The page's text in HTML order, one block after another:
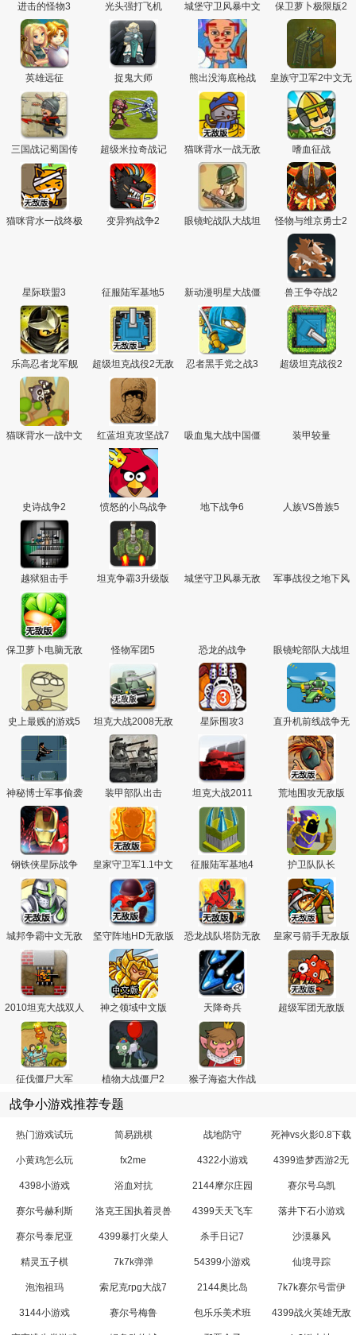
页
进击的怪物3 光头强打飞机
城堡守卫风暴中文
版
保卫萝卜极限版2
英雄远征 捉鬼大师 熊出没海底枪战
皇族守卫军2中文无
敌版
三国战记蜀国传 超级米拉奇战记
猫咪背水一战无敌
版
嗜血征战
猫咪背水一战终极
变异狗战争2
眼镜蛇战队大战坦
怪物与维京勇士2
星际联盟3 征服陆军基地5
新动漫明星大战僵
尸选关版
兽王争夺战2
乐高忍者龙军舰
超级坦克战役2无敌
版
忍者黑手党之战3 超级坦克战役2
猫咪背水一战中文
红蓝坦克攻坚战7
吸血鬼大战中国僵
装甲较量
史诗战争2 愤怒的小鸟战争 地下战争6 人族VS兽族5
越狱狙击手 坦克争霸3升级版
城堡守卫风暴无敌
军事战役之地下风
保卫萝卜电脑无敌
版
怪物军团5 恐龙的战争
眼镜蛇部队大战坦
克兵团2
史上最贱的游戏5
坦克大战2008无敌
版
星际围攻3
直升机前线战争无
敌版
神秘博士军事偷袭 装甲部队出击 坦克大战2011 荒地围攻无敌版
钢铁侠星际战争
皇家守卫军1.1中文
无敌版
征服陆军基地4 护卫队队长
城邦争霸中文无敌
版
坚守阵地HD无敌版
恐龙战队塔防无敌
版
皇家弓箭手无敌版
2010坦克大战双人
版
神之领域中文版 天降奇兵 超级军团无敌版
征伐僵尸大军 植物大战僵尸2 猴子海盗大作战
战争小游戏推荐专题
热门游戏试玩 简易跳棋 战地防守 死神vs火影0.8下载
小黄鸡怎么玩 fx2me 4322小游戏
4399造梦西游2无
敌版小游戏
4398小游戏 浴血对抗 2144摩尔庄园 赛尔号乌凯
赛尔号赫利斯 洛克王国执着灵兽 4399天天飞车 落井下石小游戏
赛尔号泰尼亚 4399暴打火柴人 杀手日记7 沙漠暴风
精灵五子棋 7k7k弹弹 54399小游戏 仙境寻踪
泡泡祖玛 索尼克rpg大战7 2144奥比岛 7k7k赛尔号雷伊
3144小游戏 赛尔号梅鲁 包乐乐美术班
4399战火英雄无敌
版